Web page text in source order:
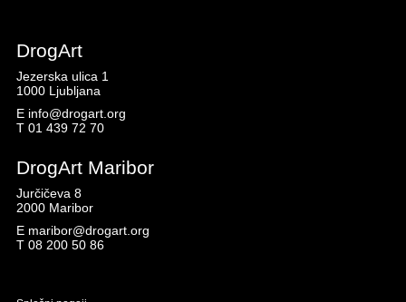
DrogArt
Jezerska ulica 1
1000 Ljubljana
E info@drogart.org
T 01 439 72 70
DrogArt Maribor
Jurčičeva 8
2000 Maribor
E maribor@drogart.org
T 08 200 50 86